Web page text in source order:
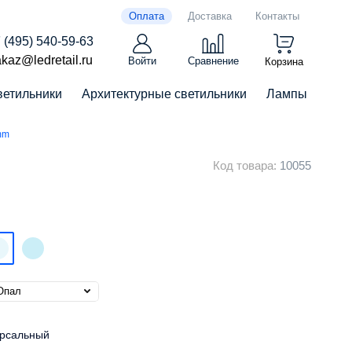
Оплата Доставка Контакты
(495) 540-59-63
Войти Сравнение Корзина
Архитектурные светильники Лампы
Код товара: 10055